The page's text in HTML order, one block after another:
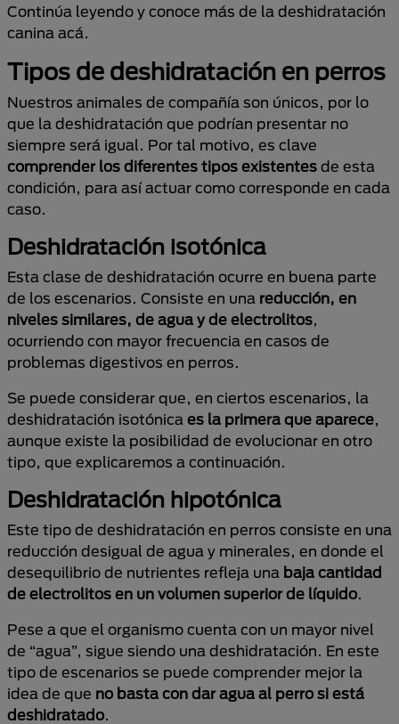
Continúa leyendo y conoce más de la deshidratación
canina acá.
Tipos de deshidratación en perros
Nuestros animales de compañía son únicos, por lo
que la deshidratación que podrían presentar no
siempre será igual. Por tal motivo, es clave
comprender los diferentes tipos existentes de esta
condición, para así actuar como corresponde en cada
caso.
Deshidratación isotónica
Esta clase de deshidratación ocurre en buena parte
de los escenarios. Consiste en una reducción, en
niveles similares, de agua y de electrolitos,
ocurriendo con mayor frecuencia en casos de
problemas digestivos en perros.
Se puede considerar que, en ciertos escenarios, la
deshidratación isotónica es la primera que aparece,
aunque existe la posibilidad de evolucionar en otro
tipo, que explicaremos a continuación.
Deshidratación hipotónica
Este tipo de deshidratación en perros consiste en una
reducción desigual de agua y minerales, en donde el
desequilibrio de nutrientes refleja una baja cantidad
de electrolitos en un volumen superior de líquido.
Pese a que el organismo cuenta con un mayor nivel
de “agua”, sigue siendo una deshidratación. En este
tipo de escenarios se puede comprender mejor la
idea de que no basta con dar agua al perro si está
deshidratado.